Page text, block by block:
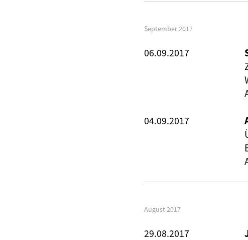
September 2017
06.09.2017
04.09.2017
August 2017
29.08.2017